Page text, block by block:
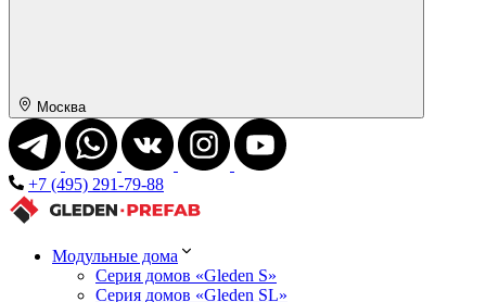
Москва
+7 (495) 291-79-88
Модульные дома
Серия домов «Gleden S»
Серия домов «Gleden SL»